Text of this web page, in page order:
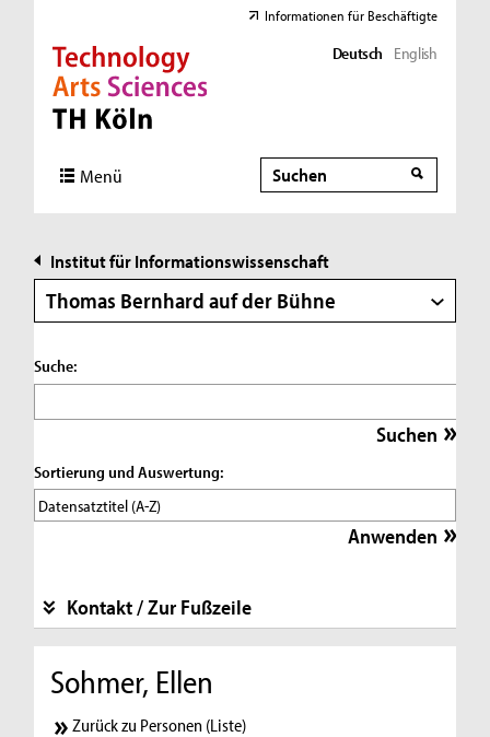
Direkt zur Hauptnavigation
Direkt zur Subnavigation
Direkt zum Inhalt
Direkt zum Fußbereich
Informationen für Beschäftigte
Deutsch English
Menü Suche
Suche
Institut für Informationswissenschaft
Thomas Bernhard auf der Bühne
Suche:
Sortierung und Auswertung:
Kontakt / Zur Fußzeile
Sohmer, Ellen
Zurück zu Personen (Liste)